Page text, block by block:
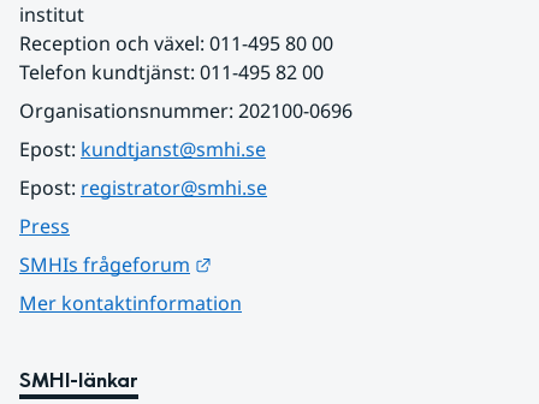
institut
Reception och växel: 011-495 80 00
Telefon kundtjänst: 011-495 82 00
Organisationsnummer: 202100-0696
Epost: kundtjanst@smhi.se
Epost: registrator@smhi.se
Press
SMHIs frågeforum
Mer kontaktinformation
SMHI-länkar